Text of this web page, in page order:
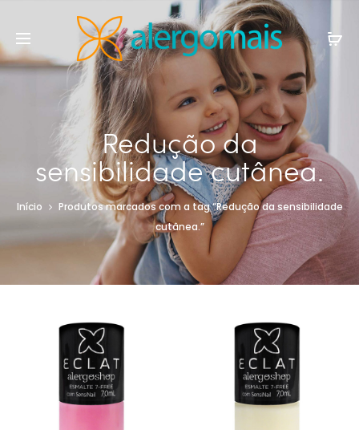
Redução da
sensibilidade cutânea.
Início
Produtos marcados com a tag “Redução da sensibilidade
cutânea.”